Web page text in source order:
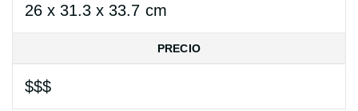
26 x 31.3 x 33.7 cm
PRECIO
$$$